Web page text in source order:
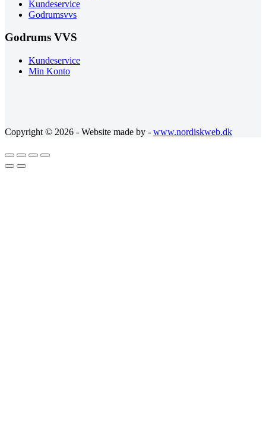
Kundeservice
Godrumsvvs
Godrums VVS
Kundeservice
Min Konto
Copyright © 2026 - Website made by - www.nordiskweb.dk